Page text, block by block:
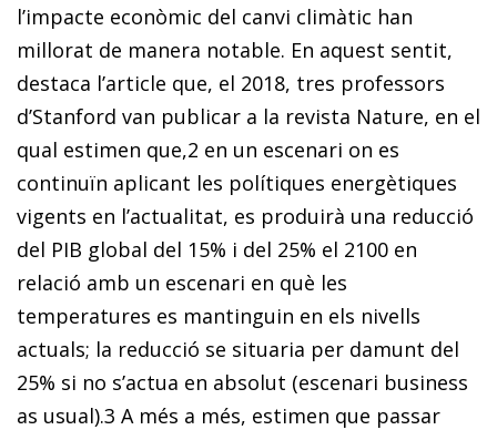
l’impacte econòmic del canvi climàtic han
millorat de manera notable. En aquest sentit,
destaca l’article que, el 2018, tres professors
d’Stanford van publicar a la revista Nature, en el
qual estimen que,2 en un escenari on es
continuïn aplicant les polítiques energètiques
vigents en l’actualitat, es produirà una reducció
del PIB global del 15% i del 25% el 2100 en
relació amb un escenari en què les
temperatures es mantinguin en els nivells
actuals; la reducció se situaria per damunt del
25% si no s’actua en absolut (escenari business
as usual).3 A més a més, estimen que passar